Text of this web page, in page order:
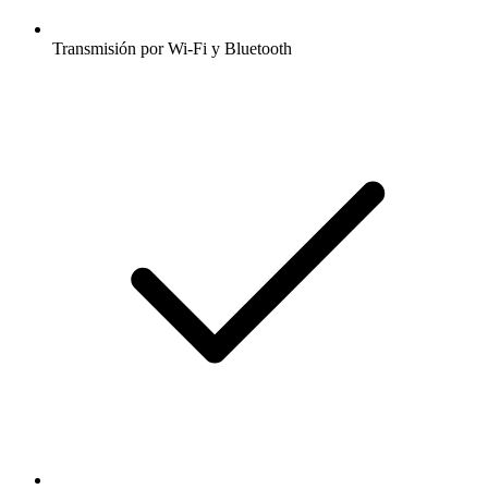
Transmisión por Wi-Fi y Bluetooth